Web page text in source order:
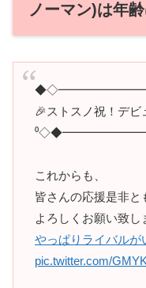
ノーマン)は年
🎉ストスノ祝！デビ
これからも、
皆さんの応援是非と
よろしくお願い致し
やっぱりライバルが
pic.twitter.com/